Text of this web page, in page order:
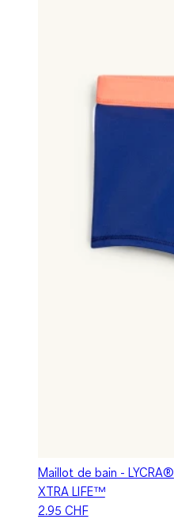
Maillot de bain - LYCRA®
XTRA LIFE™
2.95 CHF